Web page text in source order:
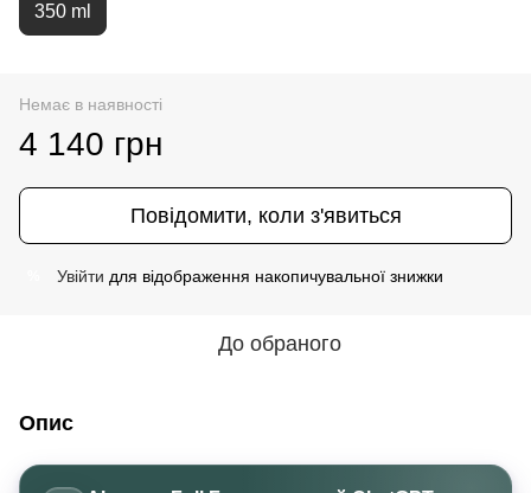
350 ml
Немає в наявності
4 140 грн
Повідомити, коли з'явиться
Увійти для відображення накопичувальної знижки
До обраного
Опис